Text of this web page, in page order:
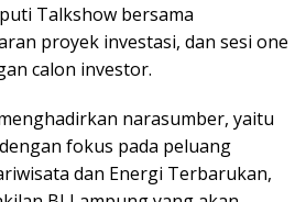
Talkshow bersama
proyek investasi, dan sesi one
calon investor.
narasumber, yaitu
fokus pada peluang
dan Energi Terbarukan,